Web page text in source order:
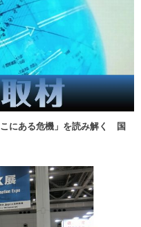
こにある危機」を読み解く 国